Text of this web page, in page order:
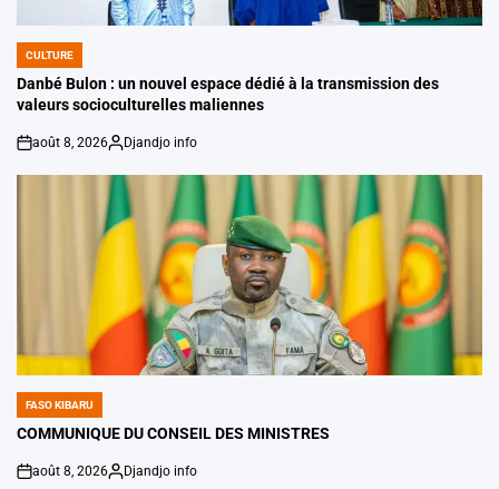
POSTED
IN
CULTURE
Danbé Bulon : un nouvel espace dédié à la transmission des
valeurs socioculturelles maliennes
on
août 8, 2026
Posted
by
Djandjo info
POSTED
IN
FASO KIBARU
COMMUNIQUE DU CONSEIL DES MINISTRES
on
août 8, 2026
Posted
Djandjo info